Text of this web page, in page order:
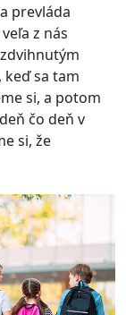
prevláda
z nás
keď sa tam
si, a potom
čo deň v
si, že